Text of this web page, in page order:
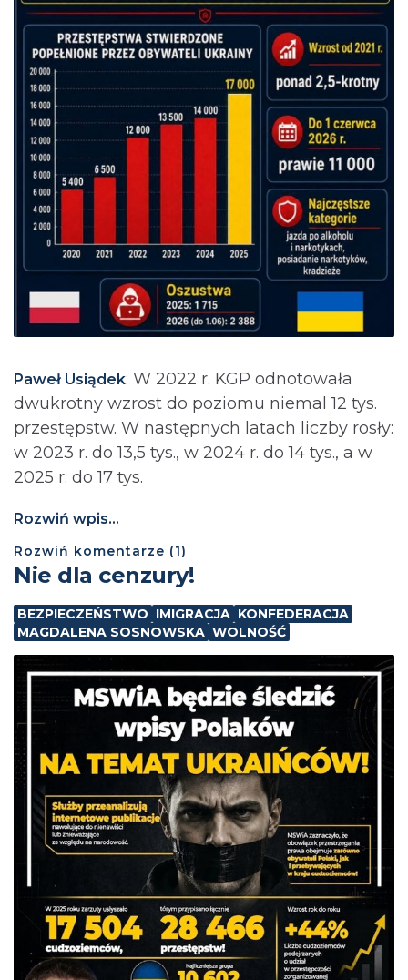
Paweł Usiądek: ⁨W 2022 r. KGP odnotowała
dwukrotny wzrost do poziomu niemal 12 tys.
przestępstw. W następnych latach liczby rosły:
w 2023 r. do 13,5 tys., w 2024 r. do 14 tys., a w
2025 r. do 17 tys.
Rozwiń wpis...
Rozwiń komentarze (1)
Nie dla cenzury!
BEZPIECZEŃSTWO IMIGRACJA KONFEDERACJA
MAGDALENA SOSNOWSKA WOLNOŚĆ